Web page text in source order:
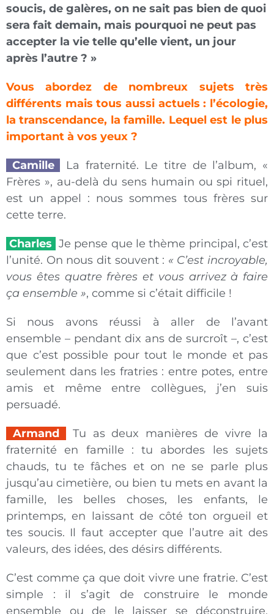
soucis, de galères, on ne sait pas bien de quoi
sera fait demain, mais pourquoi ne peut pas
accepter la vie telle qu’elle vient, un jour
après l’autre ? »
Vous abordez de nombreux sujets très
différents mais tous aussi actuels : l’écologie,
la transcendance, la famille. Lequel est le plus
important à vos yeux ?
Camille
La fraternité. Le titre de l’album, «
Frères », au-delà du sens humain ou spi rituel,
est un appel : nous sommes tous frères sur
cette terre.
Charles Je pense que le thème principal, c’est
l’unité. On nous dit souvent : « C’est incroyable,
vous êtes quatre frères et vous arrivez à faire
ça ensemble », comme si c’était difficile !
Si nous avons réussi à aller de l’avant
ensemble – pendant dix ans de surcroît –, c’est
que c’est possible pour tout le monde et pas
seulement dans les fratries : entre potes, entre
amis et même entre collègues, j’en suis
persuadé.
Armand
Tu as deux manières de vivre la
fraternité en famille : tu abordes les sujets
chauds, tu te fâches et on ne se parle plus
jusqu’au cimetière, ou bien tu mets en avant la
famille, les belles choses, les enfants, le
printemps, en laissant de côté ton orgueil et
tes soucis. Il faut accepter que l’autre ait des
valeurs, des idées, des désirs différents.
C’est comme ça que doit vivre une fratrie. C’est
simple : il s’agit de construire le monde
ensemble ou de le laisser se déconstruire.